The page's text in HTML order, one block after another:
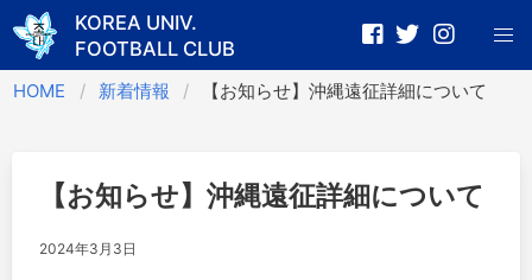
Skip
to
KOREA UNIV.
FOOTBALL CLUB
HOME 新着情報 【お知らせ】沖縄遠征詳細について
【お知らせ】沖縄遠征詳細について
2024年3月3日